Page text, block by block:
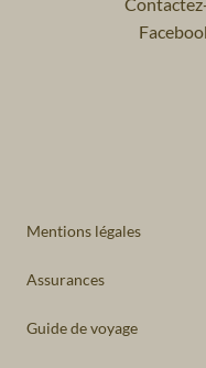
Mentions légales
Assurances
Guide de voyage